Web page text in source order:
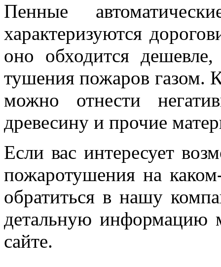
Пенные
характеризуются
оно обходится
тушения пожаров газом.
можно отнести
древесину и прочие
Если вас интересует
пожаротушения на
обратиться в нашу
детальную
сайте.